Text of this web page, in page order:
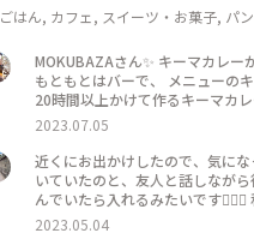
ごはん, カフェ, スイーツ・お菓子, パン
MOKUBAZAさん✨ キーマカレ
もともとはバーで、 メニューの
20時間以上かけて作るキーマカ
粉、化学調味料、人工添加物 な
マカレーを マンゴーラッシーと
す❣️ 他にもナッツキーマカレー
が楽しみになりました
より徒歩10分 ★大江戸線国立競
ー #キーマカレー #カレーランチ
2023.07.05
近くにお出かけしたので、気に
いていたのと、友人と話しなが
んでいたら入れるみたいです
し辛めですが、私の好みの辛さ
でした！！ これは行列ができる
2023.05.04